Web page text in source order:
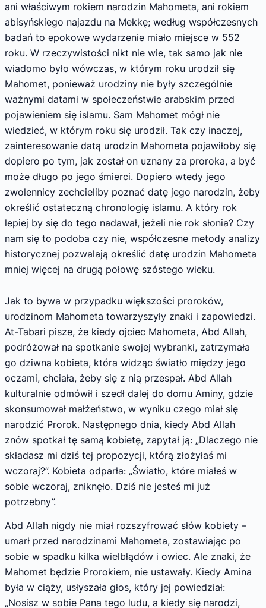
ani właściwym rokiem narodzin Mahometa, ani rokiem
abisyńskiego najazdu na Mekkę; według współczesnych
badań to epokowe wydarzenie miało miejsce w 552
roku. W rzeczywistości nikt nie wie, tak samo jak nie
wiadomo było wówczas, w którym roku urodził się
Mahomet, ponieważ urodziny nie były szczególnie
ważnymi datami w społeczeństwie arabskim przed
pojawieniem się islamu. Sam Mahomet mógł nie
wiedzieć, w którym roku się urodził. Tak czy inaczej,
zainteresowanie datą urodzin Mahometa pojawiłoby się
dopiero po tym, jak został on uznany za proroka, a być
może długo po jego śmierci. Dopiero wtedy jego
zwolennicy zechcieliby poznać datę jego narodzin, żeby
określić ostateczną chronologię islamu. A który rok
lepiej by się do tego nadawał, jeżeli nie rok słonia? Czy
nam się to podoba czy nie, współczesne metody analizy
historycznej pozwalają określić datę urodzin Mahometa
mniej więcej na drugą połowę szóstego wieku.
Jak to bywa w przypadku większości proroków,
urodzinom Mahometa towarzyszyły znaki i zapowiedzi.
At-Tabari pisze, że kiedy ojciec Mahometa, Abd Allah,
podróżował na spotkanie swojej wybranki, zatrzymała
go dziwna kobieta, która widząc światło między jego
oczami, chciała, żeby się z nią przespał. Abd Allah
kulturalnie odmówił i szedł dalej do domu Aminy, gdzie
skonsumował małżeństwo, w wyniku czego miał się
narodzić Prorok. Następnego dnia, kiedy Abd Allah
znów spotkał tę samą kobietę, zapytał ją: „Dlaczego nie
składasz mi dziś tej propozycji, którą złożyłaś mi
wczoraj?”. Kobieta odparła: „Światło, które miałeś w
sobie wczoraj, zniknęło. Dziś nie jesteś mi już
potrzebny”.
Abd Allah nigdy nie miał rozszyfrować słów kobiety –
umarł przed narodzinami Mahometa, zostawiając po
sobie w spadku kilka wielbłądów i owiec. Ale znaki, że
Mahomet będzie Prorokiem, nie ustawały. Kiedy Amina
była w ciąży, usłyszała głos, który jej powiedział:
„Nosisz w sobie Pana tego ludu, a kiedy się narodzi,